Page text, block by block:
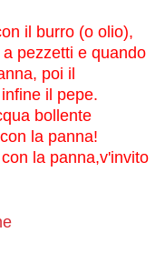
il burro (o olio),
pezzetti e quando
poi il
il pepe.
bollente
la panna!
la panna,v'invito